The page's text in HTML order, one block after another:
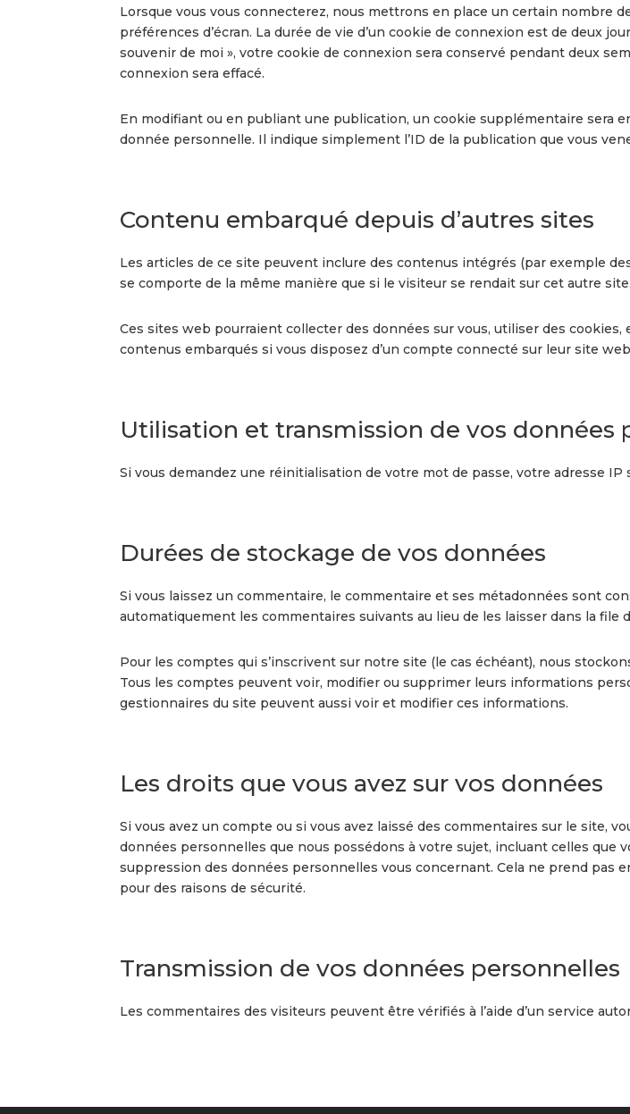
Lorsque vous vous connecterez, nous mettrons en place un certain nombre
préférences d’écran. La durée de vie d’un cookie de connexion est de deux
souvenir de moi », votre cookie de connexion sera conservé pendant deux
connexion sera effacé.
En modifiant ou en publiant une publication, un cookie supplémentaire sera
donnée personnelle. Il indique simplement l’ID de la publication que vous
Contenu embarqué depuis d’autres sites
Les articles de ce site peuvent inclure des contenus intégrés (par exemple
se comporte de la même manière que si le visiteur se rendait sur cet autre site.
Ces sites web pourraient collecter des données sur vous, utiliser des
contenus embarqués si vous disposez d’un compte connecté sur leur site
Utilisation et transmission de vos données
Si vous demandez une réinitialisation de votre mot de passe, votre adresse IP
Durées de stockage de vos données
Si vous laissez un commentaire, le commentaire et ses métadonnées sont
automatiquement les commentaires suivants au lieu de les laisser dans la file
Pour les comptes qui s’inscrivent sur notre site (le cas échéant), nous
Tous les comptes peuvent voir, modifier ou supprimer leurs informations
gestionnaires du site peuvent aussi voir et modifier ces informations.
Les droits que vous avez sur vos données
Si vous avez un compte ou si vous avez laissé des commentaires sur le site,
données personnelles que nous possédons à votre sujet, incluant celles que
suppression des données personnelles vous concernant. Cela ne prend pas
pour des raisons de sécurité.
Transmission de vos données personnelles
Les commentaires des visiteurs peuvent être vérifiés à l’aide d’un service